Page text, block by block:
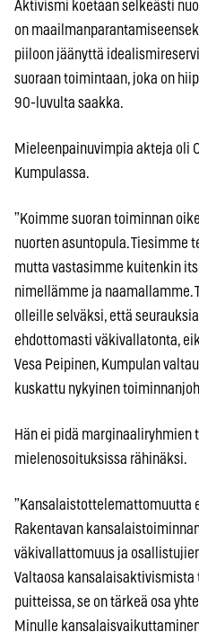
Aktivismi koetaan selkeästi
on
piiloon jäänyttä
suoraan toimintaan, joka on
90-luvulta saakka.
Mieleenpainuvimpia akteja oli
Kumpulassa.
”Koimme suoran toiminnan
nuorten asuntopula. Tiesimme
mutta vastasimme kuitenkin
nimellämme ja naamallamme.
olleille selväksi, että
ehdottomasti väkivallatonta,
Vesa Peipinen, Kumpulan
kuskattu nykyinen
Hän ei pidä marginaaliryhmien
mielenosoituksissa rähinäksi.
”Kansalaistottelemattomuutta
Rakentavan
väkivallattomuus ja
Valtaosa
puitteissa, se on tärkeä osa
Minulle